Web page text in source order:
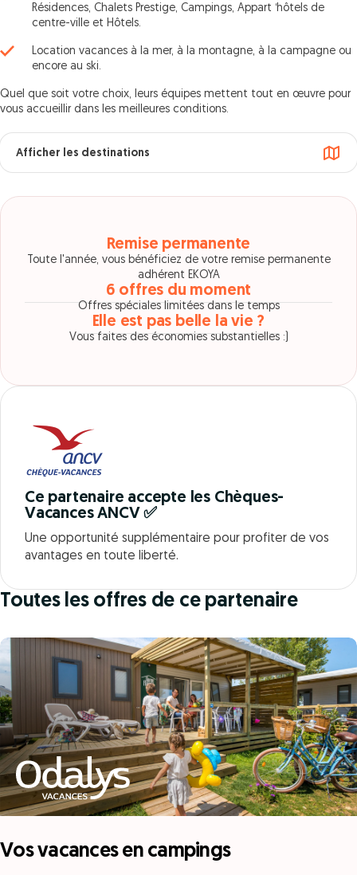
Résidences, Chalets Prestige, Campings, Appart ‘hôtels de
centre-ville et Hôtels.
Location vacances à la mer, à la montagne, à la campagne ou
encore au ski.
Quel que soit votre choix, leurs équipes mettent tout en œuvre pour
vous accueillir dans les meilleures conditions.
Afficher les destinations
Remise permanente
Toute l'année, vous bénéficiez de votre remise permanente
adhérent EKOYA
6 offres du moment
Offres spéciales limitées dans le temps
Elle est pas belle la vie ?
Vous faites des économies substantielles :)
Ce partenaire accepte les Chèques-
Vacances ANCV ✅
Une opportunité supplémentaire pour profiter de vos
avantages en toute liberté.
Toutes les offres de ce partenaire
Vos vacances en campings